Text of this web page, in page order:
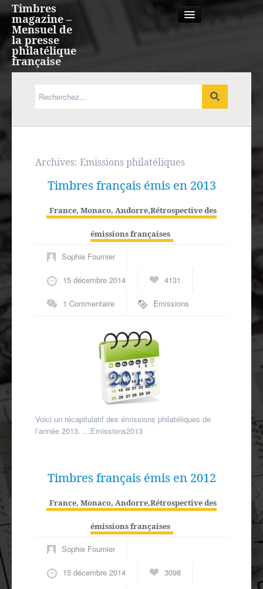
Timbres
magazine –
Mensuel de
la presse
philatélique
française
Expression française
Europe
Outre-mer
Autres spécialités
Archives: Emissions philatéliques
Timbres français émis en 2013
France, Monaco, Andorre,Rétrospective des
émissions françaises
Sophie Fournier
15 décembre 2014 4131
1 Commentaire
Emissions
Voici un récapitulatif des émissions philatéliques de
l’année 2013. …Emissions2013
Timbres français émis en 2012
France, Monaco, Andorre,Rétrospective des
émissions françaises
Sophie Fournier
15 décembre 2014 3098